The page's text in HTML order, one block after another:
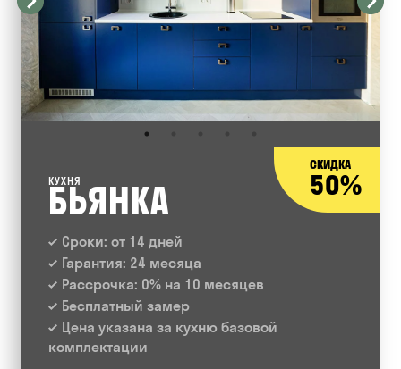
СКИДКА
50%
КУХНЯ
БЬЯНКА
Сроки: от 14 дней
Гарантия: 24 месяца
Рассрочка: 0% на 10 месяцев
Бесплатный замер
Цена указана за кухню базовой
комплектации